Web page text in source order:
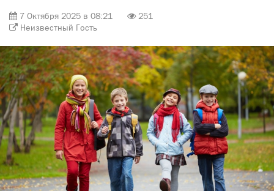
7 Октября 2025 в 08:21
251
Неизвестный Гость